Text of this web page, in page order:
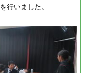
行いました。